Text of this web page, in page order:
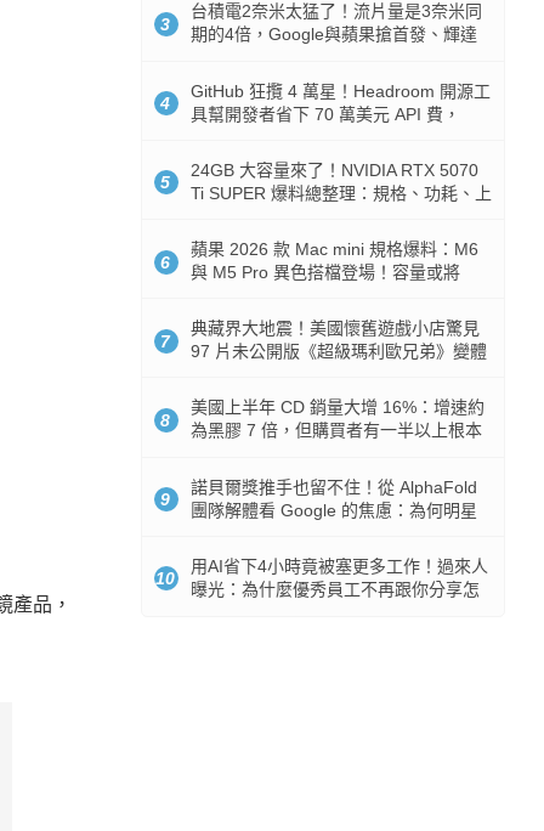
產品，
3
台積電2奈米太猛了！流片量是3奈米同
期的4倍，Google與蘋果搶首發、輝達
4
GitHub 狂攬 4 萬星！Headroom 開源工
具幫開發者省下 70 萬美元 API 費，
5
24GB 大容量來了！NVIDIA RTX 5070
Ti SUPER 爆料總整理：規格、功耗、上
6
蘋果 2026 款 Mac mini 規格爆料：M6
與 M5 Pro 異色搭檔登場！容量或將
7
典藏界大地震！美國懷舊遊戲小店驚見
97 片未公開版《超級瑪利歐兄弟》變體
8
美國上半年 CD 銷量大增 16%：增速約
為黑膠 7 倍，但購買者有一半以上根本
9
諾貝爾獎推手也留不住！從 AlphaFold
團隊解體看 Google 的焦慮：為何明星
10
用AI省下4小時竟被塞更多工作！過來人
曝光：為什麼優秀員工不再跟你分享怎